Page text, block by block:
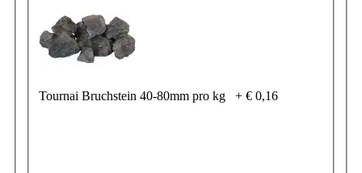
Tournai Bruchstein 40-80mm pro kg + € 0,16